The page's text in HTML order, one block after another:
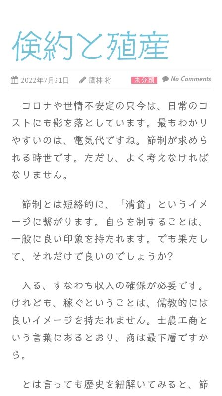
倹約と殖産
2022年7月31日 鷹林 将 未分類 No Comments
コロナや世情不安定の只今は、日常のコ
ストにも影を落としています。最もわかり
やすいのは、電気代ですね。節制が求めら
れる時世です。ただし、よく考えなければ
なりません。
節制とは短絡的に、「清貧」というイメ
ージに繋がります。自らを制することは、
一般に良い印象を持たれます。でも果たし
て、それだけで良いのでしょうか?
入る、すなわち収入の確保が必要です。
けれども、稼ぐということは、儒教的には
良いイメージを持たれません。士農工商と
いう言葉にあるとおり、商は最下層ですか
ら。
とは言っても歴史を紐解いてみると、節